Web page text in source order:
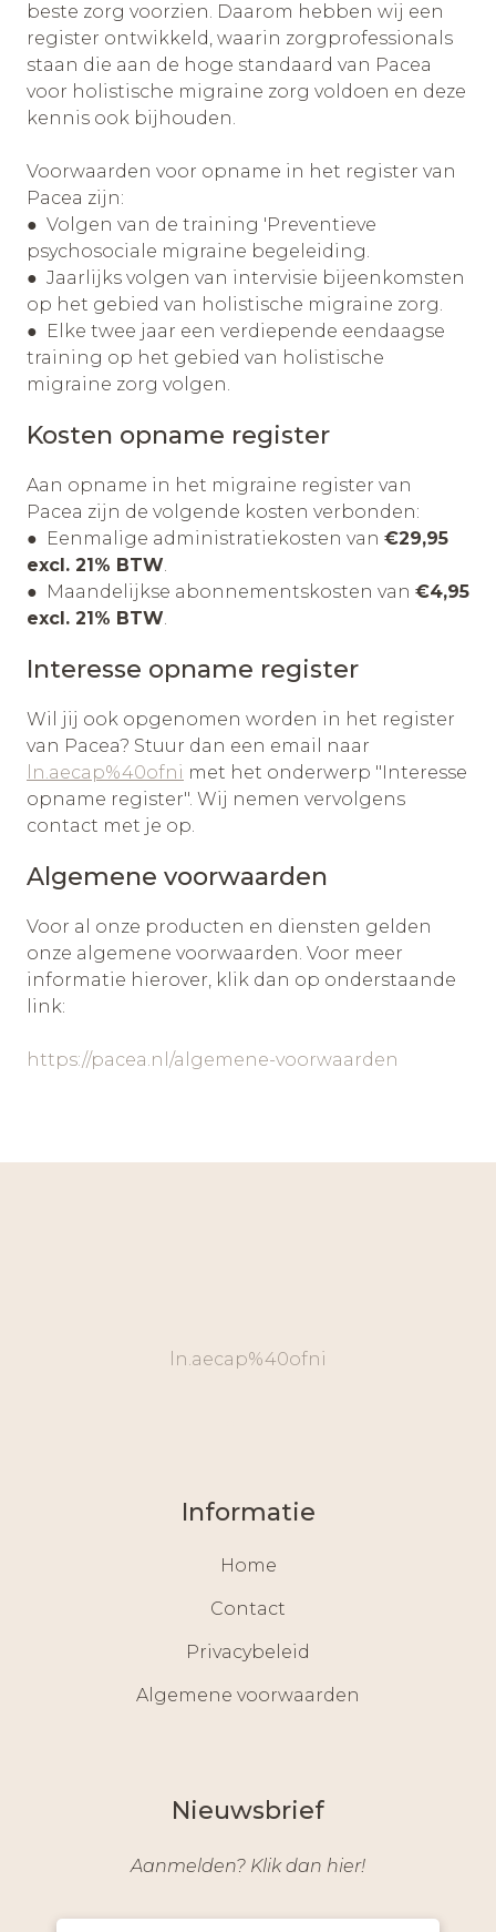
beste zorg voorzien. Daarom hebben wij een
register ontwikkeld, waarin zorgprofessionals
staan die aan de hoge standaard van Pacea
voor holistische migraine zorg voldoen en deze
kennis ook bijhouden.
Voorwaarden voor opname in het register van
Pacea zijn:
● Volgen van de training 'Preventieve
psychosociale migraine begeleiding.
● Jaarlijks volgen van intervisie bijeenkomsten
op het gebied van holistische migraine zorg.
● Elke twee jaar een verdiepende eendaagse
training op het gebied van holistische
migraine zorg volgen.
Kosten opname register
Aan opname in het migraine register van
Pacea zijn de volgende kosten verbonden:
● Eenmalige administratiekosten van €29,95
excl. 21% BTW.
● Maandelijkse abonnementskosten van €4,95
excl. 21% BTW.
Interesse opname register
Wil jij ook opgenomen worden in het register
van Pacea? Stuur dan een email naar
ln.aecap%40ofni met het onderwerp "Interesse
opname register". Wij nemen vervolgens
contact met je op.
Algemene voorwaarden
Voor al onze producten en diensten gelden
onze algemene voorwaarden. Voor meer
informatie hierover, klik dan op onderstaande
link:
https://pacea.nl/algemene-voorwaarden
ln.aecap%40ofni
Informatie
Home
Contact
Privacybeleid
Algemene voorwaarden
Nieuwsbrief
Aanmelden? Klik dan hier!